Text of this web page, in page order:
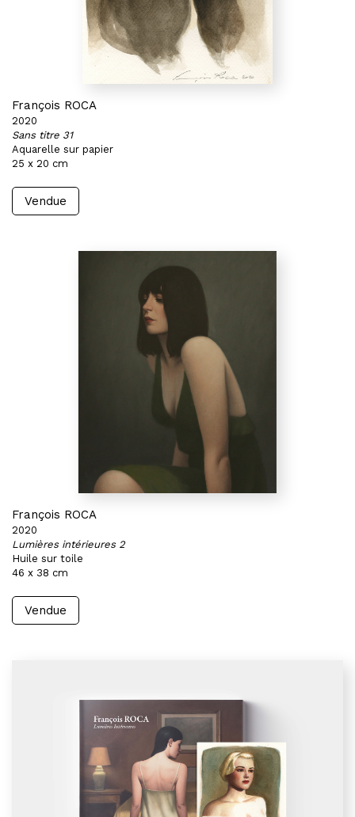
François ROCA
2020
Sans titre 31
Aquarelle sur papier
25 x 20 cm
Vendue
François ROCA
2020
Lumières intérieures 2
Huile sur toile
46 x 38 cm
Vendue